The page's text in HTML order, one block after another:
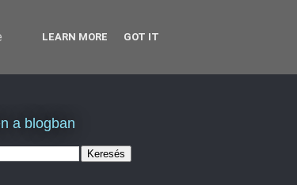
a blogban
LEARN MORE GOT IT